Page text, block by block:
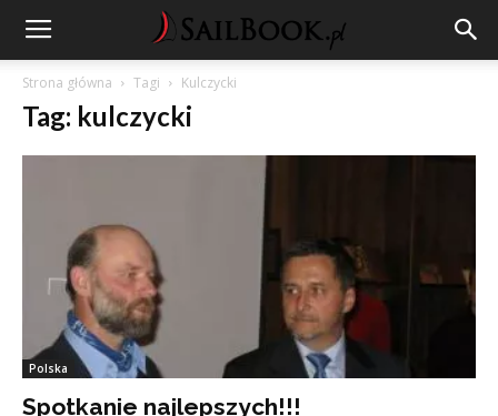
Strona główna Tagi Kulczycki
Tag: kulczycki
Polska
Spotkanie najlepszych!!!